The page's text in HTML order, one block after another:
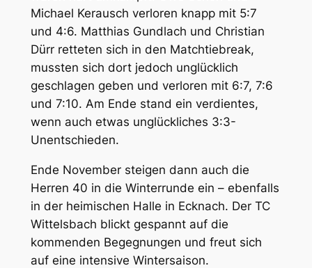
Michael Kerausch verloren knapp mit 5:7
und 4:6. Matthias Gundlach und Christian
Dürr retteten sich in den Matchtiebreak,
mussten sich dort jedoch unglücklich
geschlagen geben und verloren mit 6:7, 7:6
und 7:10. Am Ende stand ein verdientes,
wenn auch etwas unglückliches 3:3-
Unentschieden.
Ende November steigen dann auch die
Herren 40 in die Winterrunde ein – ebenfalls
in der heimischen Halle in Ecknach. Der TC
Wittelsbach blickt gespannt auf die
kommenden Begegnungen und freut sich
auf eine intensive Wintersaison.